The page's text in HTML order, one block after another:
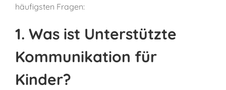
häufigsten Fragen:
1. Was ist Unterstützte
Kommunikation für
Kinder?